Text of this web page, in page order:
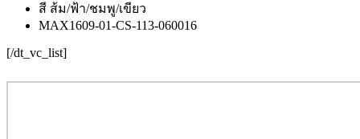
สี ส้ม/ฟ้า/ชมพู/เขียว
MAX1609-01-CS-113-060016
[/dt_vc_list]